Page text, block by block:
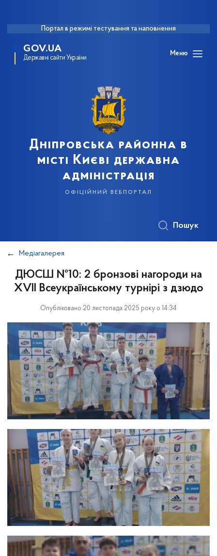
Портал в режимі тестування та наповнення
GOV.UA
Державні сайти України
Меню
Дніпровська районна в
місті Києві державна
адміністрація
офіційний вебпортал
Пошук
Медіагалерея
ДЮСШ №10: 2 бронзові нагороди на
ХVІІ Всеукраїнському турнірі з дзюдо
Опубліковано 20 листопада 2025 року о 14:34